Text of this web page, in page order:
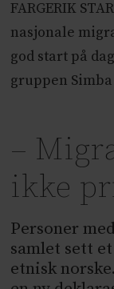
FARGERIK
nasjonale
god start på
gruppen
–
ikke
Personer
samlet sett
etnisk